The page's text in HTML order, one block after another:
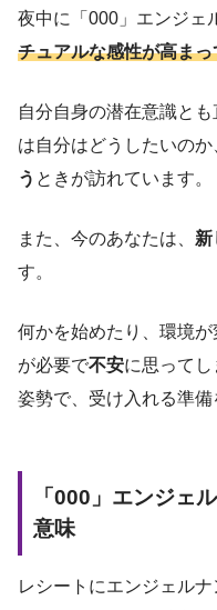
夜中に「000」エンジェ
チュアルな感性が高ま
自分自身の潜在意識と
は自分はどうしたいのか
う ときが訪れています。
また、今のあなたは、 新
す。
何かを始めたり、環境
が必要で不安に思って
姿勢で、受け入れる準備
「000」エンジェ
意味
レシートにエンジェル